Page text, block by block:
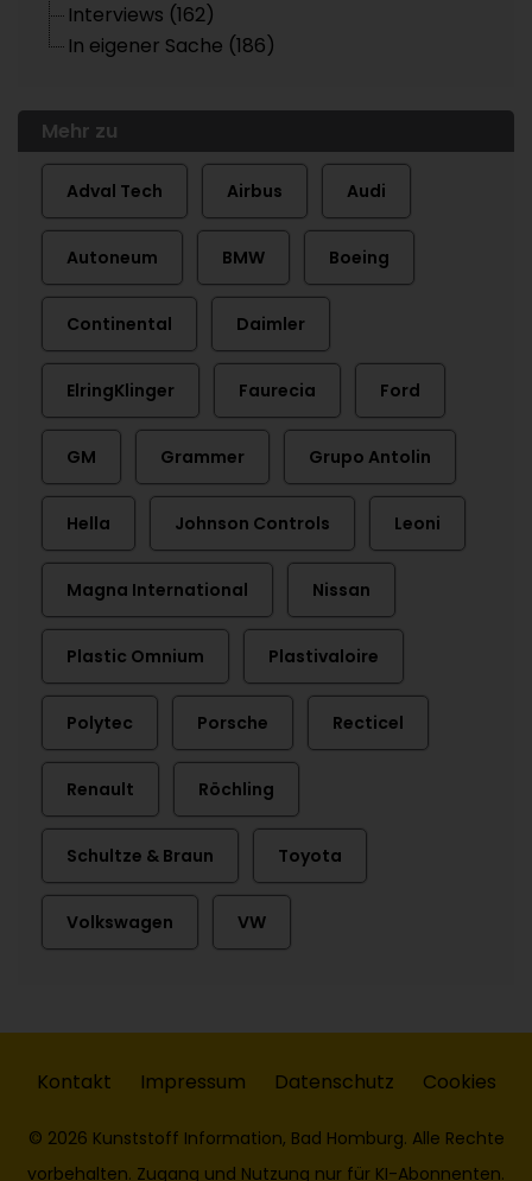
Interviews (162)
In eigener Sache (186)
Mehr zu
Adval Tech Airbus Audi
Autoneum BMW Boeing
Continental Daimler
ElringKlinger Faurecia Ford
GM Grammer Grupo Antolin
Hella Johnson Controls Leoni
Magna International Nissan
Plastic Omnium Plastivaloire
Polytec Porsche Recticel
Renault Röchling
Schultze & Braun Toyota
Volkswagen VW
Kontakt Impressum Datenschutz Cookies
© 2026 Kunststoff Information, Bad Homburg. Alle Rechte
vorbehalten. Zugang und Nutzung nur für KI-Abonnenten.